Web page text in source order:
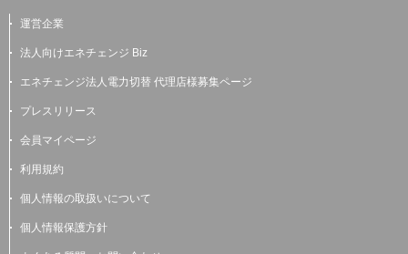
運営企業
法人向けエネチェンジ Biz
エネチェンジ法人電力切替 代理店様募集ページ
プレスリリース
会員マイページ
利用規約
個人情報の取扱いについて
個人情報保護方針